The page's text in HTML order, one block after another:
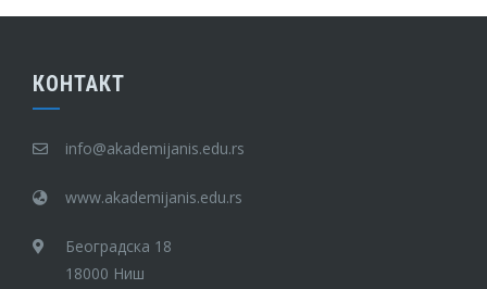
КОНТАКТ
info@akademijanis.edu.rs
www.akademijanis.edu.rs
Београдска 18
18000 Ниш